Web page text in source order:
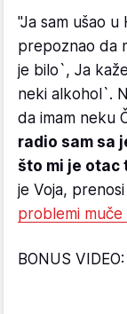
"Ja sam ušao
prepoznao da
je bilo`, Ja
neki alkohol`.
da imam neku
radio sam sa
što mi je otac
je Voja,
problemi muče
BONUS VIDEO: